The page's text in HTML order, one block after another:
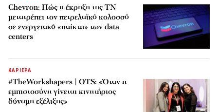
Chevron: Πώς η έκρηξη της ΤΝ
μετατρέπει τον πετρελαϊκό κολοσσό
σε ενεργειακό «παίκτη» των data
centers
ΚΑΡΙΕΡΑ
#TheWorkshapers | OTS: «Όταν η
εμπιστοσύνη γίνεται κινητήριος
δύναμη εξέλιξης»